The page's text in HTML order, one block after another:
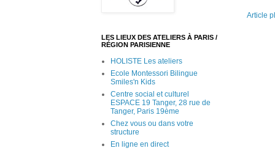
Article
LES LIEUX DES ATELIERS À PARIS /
RÉGION PARISIENNE
HOLISTE Les ateliers
Ecole Montessori Bilingue
Smiles'n Kids
Centre social et culturel
ESPACE 19 Tanger, 28 rue de
Tanger, Paris 19ème
Chez vous ou dans votre
structure
En ligne en direct